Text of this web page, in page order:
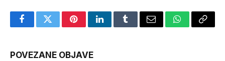
FacebookTwitterPinterestLinkedInTumblrEmail WhatsApp
Copy
POVEZANE OBJAVE